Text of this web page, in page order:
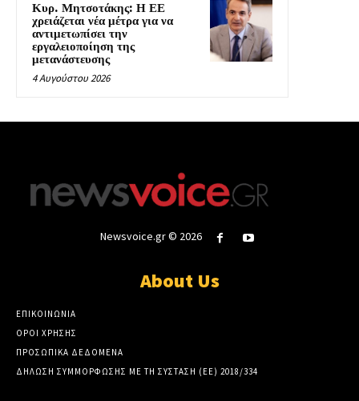
Κυρ. Μητσοτάκης: Η ΕΕ
χρειάζεται νέα μέτρα για να
αντιμετωπίσει την
εργαλειοποίηση της
μετανάστευσης
4 Αυγούστου 2026
Newsvoice.gr © 2026
About Us
ΕΠΙΚΟΙΝΩΝΙΑ
ΟΡΟΙ ΧΡΗΣΗΣ
ΠΡΟΣΩΠΙΚΑ ΔΕΔΟΜΕΝΑ
ΔΗΛΩΣΗ ΣΥΜΜΟΡΦΩΣΗΣ ΜΕ ΤΗ ΣΥΣΤΑΣΗ (ΕΕ) 2018/334